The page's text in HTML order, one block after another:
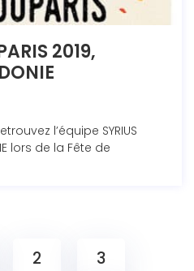
2019,
l’équipe SYRIUS
lors de la Fête de
2
3